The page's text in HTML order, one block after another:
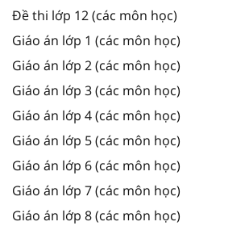
Đề thi lớp 12 (các môn học)
Giáo án lớp 1 (các môn học)
Giáo án lớp 2 (các môn học)
Giáo án lớp 3 (các môn học)
Giáo án lớp 4 (các môn học)
Giáo án lớp 5 (các môn học)
Giáo án lớp 6 (các môn học)
Giáo án lớp 7 (các môn học)
Giáo án lớp 8 (các môn học)